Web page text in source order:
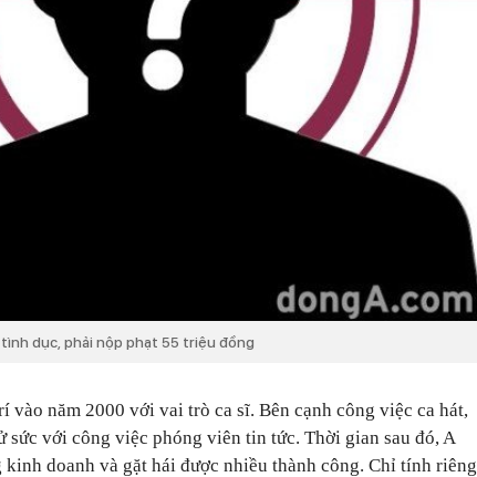
dục, phải nộp phạt 55 triệu đồng
vào năm 2000 với vai trò ca sĩ. Bên cạnh công việc ca hát,
sức với công việc phóng viên tin tức. Thời gian sau đó, A
kinh doanh và gặt hái được nhiều thành công. Chỉ tính riêng